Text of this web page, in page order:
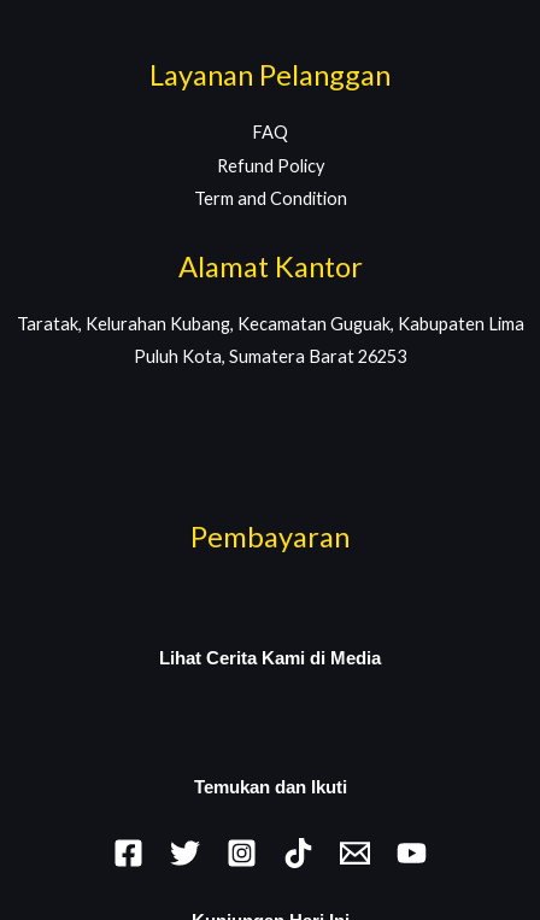
Layanan Pelanggan
FAQ
Refund Policy
Term and Condition
Alamat Kantor
Taratak, Kelurahan Kubang, Kecamatan Guguak, Kabupaten Lima
Puluh Kota, Sumatera Barat 26253
Pembayaran
Lihat Cerita Kami di Media
Temukan dan Ikuti